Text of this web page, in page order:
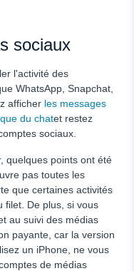
sociaux
l'activité des
WhatsApp, Snapchat,
afficher les messages
du chatet restez
sociaux.
quelques points ont été
pas toutes les
que certaines activités
filet. De plus, si vous
au suivi des médias
payante, car la version
un iPhone, ne vous
de médias